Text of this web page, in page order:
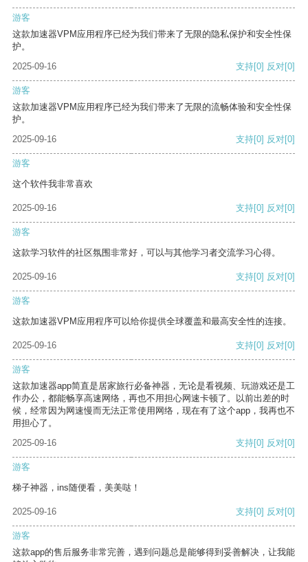
游客
这款加速器VPM应用程序已经为我们带来了无限的隐私保护和安全性保
护。
2025-09-16
支持[0] 反对[0]
游客
这款加速器VPM应用程序已经为我们带来了无限的流畅体验和安全性保
护。
2025-09-16
支持[0] 反对[0]
游客
这个软件我非常喜欢
2025-09-16 支持[0] 反对[0]
游客
这款学习软件的社区氛围非常好，可以与其他学习者交流学习心得。
2025-09-16 支持[0] 反对[0]
游客
这款加速器VPM应用程序可以给你提供全球覆盖和最高安全性的连接。
2025-09-16 支持[0] 反对[0]
游客
这款加速器app简直是居家旅行必备神器，无论是看视频、玩游戏还是工
作办公，都能畅享高速网络，再也不用担心网速卡顿了。以前出差的时
候，经常因为网速慢而无法正常使用网络，现在有了这个app，我再也不
用担心了。
2025-09-16
支持[0] 反对[0]
游客
梯子神器，ins随便看，美美哒！
2025-09-16 支持[0] 反对[0]
游客
这款app的售后服务非常完善，遇到问题总是能够得到妥善解决，让我能